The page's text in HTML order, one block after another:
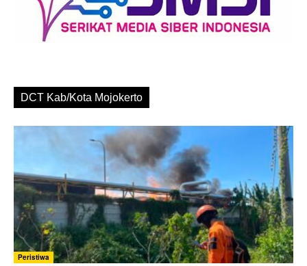
DCT Kab/Kota Mojokerto
Peristiwa